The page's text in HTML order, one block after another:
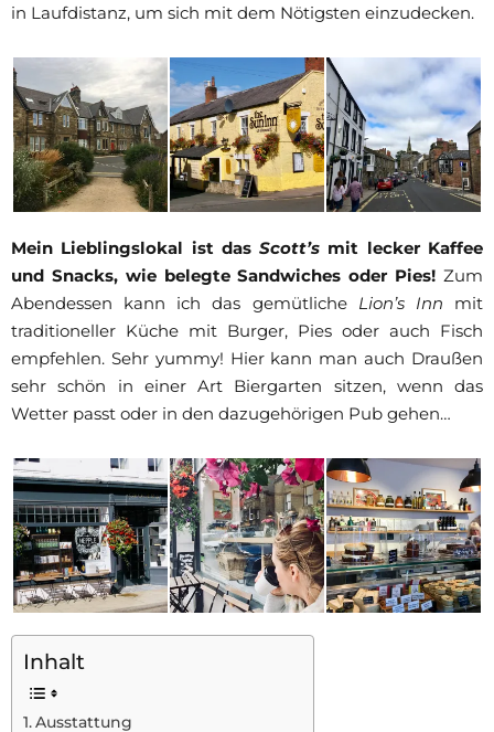
in Laufdistanz, um sich mit dem Nötigsten einzudecken.
Mein Lieblingslokal ist dasScott’s mit lecker Kaffee
und Snacks, wie belegte Sandwiches oder Pies! Zum
Abendessen kann ich das gemütliche Lion’s Inn mit
traditioneller Küche mit Burger, Pies oder auch Fisch
empfehlen. Sehr yummy! Hier kann man auch Draußen
sehr schön in einer Art Biergarten sitzen, wenn das
Wetter passt oder in den dazugehörigen Pub gehen…
Inhalt
Ausstattung